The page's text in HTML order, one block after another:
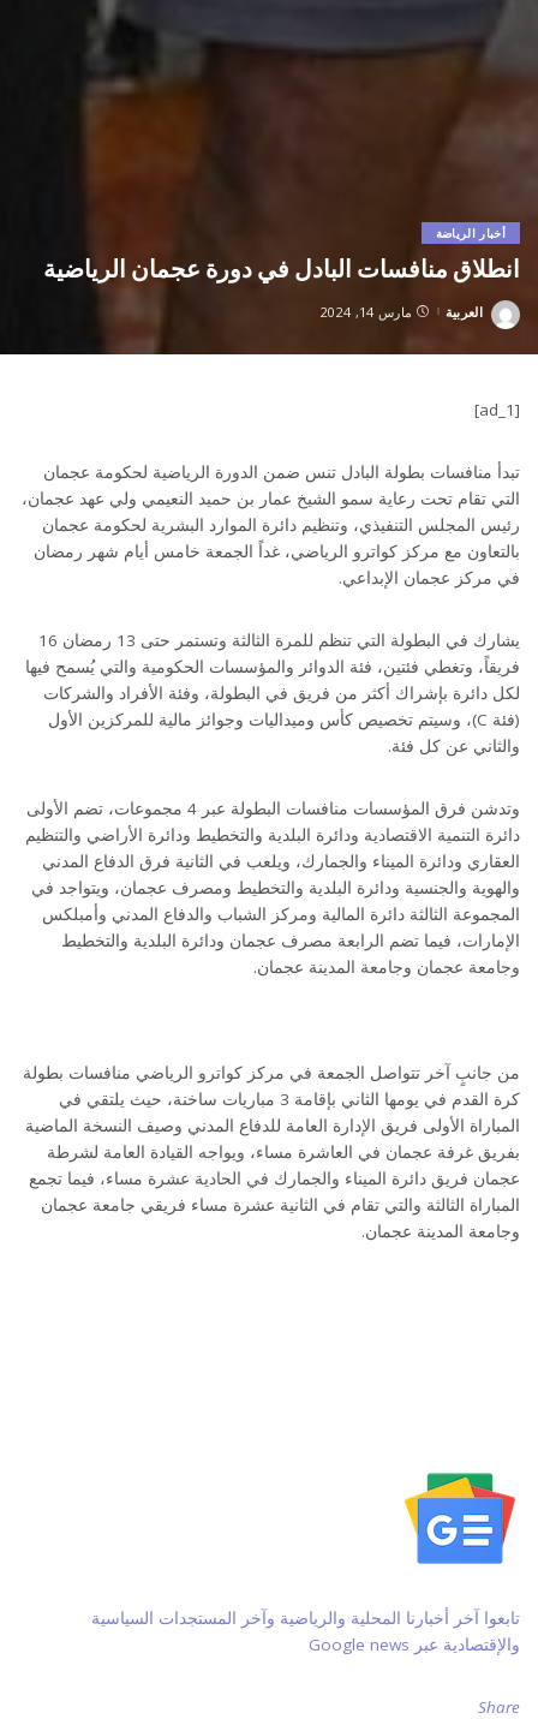
أخبار الرياضة
انطلاق منافسات البادل في دورة عجمان الرياضية
Posted
العربية مارس 14, 2024
[ad_1]
تبدأ منافسات بطولة البادل تنس ضمن الدورة الرياضية لحكومة عجمان
التي تقام تحت رعاية سمو الشيخ عمار بن حميد النعيمي ولي عهد عجمان،
رئيس المجلس التنفيذي، وتنظيم دائرة الموارد البشرية لحكومة عجمان
بالتعاون مع مركز كواترو الرياضي، غداً الجمعة خامس أيام شهر رمضان
في مركز عجمان الإبداعي.
يشارك في البطولة التي تنظم للمرة الثالثة وتستمر حتى 13 رمضان 16
فريقاً، وتغطي فئتين، فئة الدوائر والمؤسسات الحكومية والتي يُسمح فيها
لكل دائرة بإشراك أكثر من فريق في البطولة، وفئة الأفراد والشركات
(فئة C)، وسيتم تخصيص كأس وميداليات وجوائز مالية للمركزين الأول
والثاني عن كل فئة.
وتدشن فرق المؤسسات منافسات البطولة عبر 4 مجموعات، تضم الأولى
دائرة التنمية الاقتصادية ودائرة البلدية والتخطيط ودائرة الأراضي والتنظيم
العقاري ودائرة الميناء والجمارك، ويلعب في الثانية فرق الدفاع المدني
والهوية والجنسية ودائرة البلدية والتخطيط ومصرف عجمان، ويتواجد في
المجموعة الثالثة دائرة المالية ومركز الشباب والدفاع المدني وأمبلكس
الإمارات، فيما تضم الرابعة مصرف عجمان ودائرة البلدية والتخطيط
وجامعة عجمان وجامعة المدينة عجمان.
من جانبٍ آخر تتواصل الجمعة في مركز كواترو الرياضي منافسات بطولة
كرة القدم في يومها الثاني بإقامة 3 مباريات ساخنة، حيث يلتقي في
المباراة الأولى فريق الإدارة العامة للدفاع المدني وصيف النسخة الماضية
بفريق غرفة عجمان في العاشرة مساء، ويواجه القيادة العامة لشرطة
عجمان فريق دائرة الميناء والجمارك في الحادية عشرة مساء، فيما تجمع
المباراة الثالثة والتي تقام في الثانية عشرة مساء فريقي جامعة عجمان
وجامعة المدينة عجمان.
تابعوا آخر أخبارنا المحلية والرياضية وآخر المستجدات السياسية
والإقتصادية عبر Google news
Share